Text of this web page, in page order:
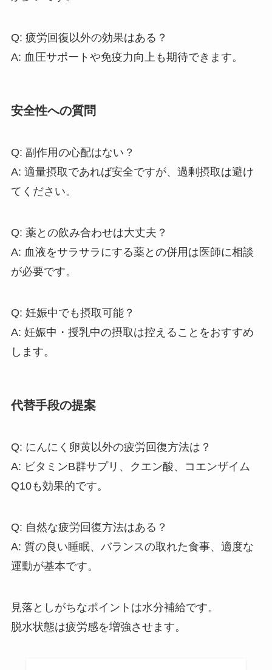
Q: 疲労回復以外の効果はある？
A: 血圧サポートや免疫力向上も期待できます。
安全性への質問
Q: 副作用の心配はない？
A: 適量摂取であれば安全ですが、過剰摂取は避け
てください。
Q: 薬との飲み合わせは大丈夫？
A: 血液をサラサラにする薬との併用は医師に相談
が必要です。
Q: 妊娠中でも摂取可能？
A: 妊娠中・授乳中の摂取は控えることをおすすめ
します。
代替手段の提案
Q: にんにく卵黄以外の疲労回復方法は？
A: ビタミンB群サプリ、クエン酸、コエンザイム
Q10も効果的です。
Q: 自然な疲労回復方法はある？
A: 質の良い睡眠、バランスの取れた食事、適度な
運動が基本です。
見落としがちなポイントは水分補給です。
脱水状態は疲労感を増強させます。